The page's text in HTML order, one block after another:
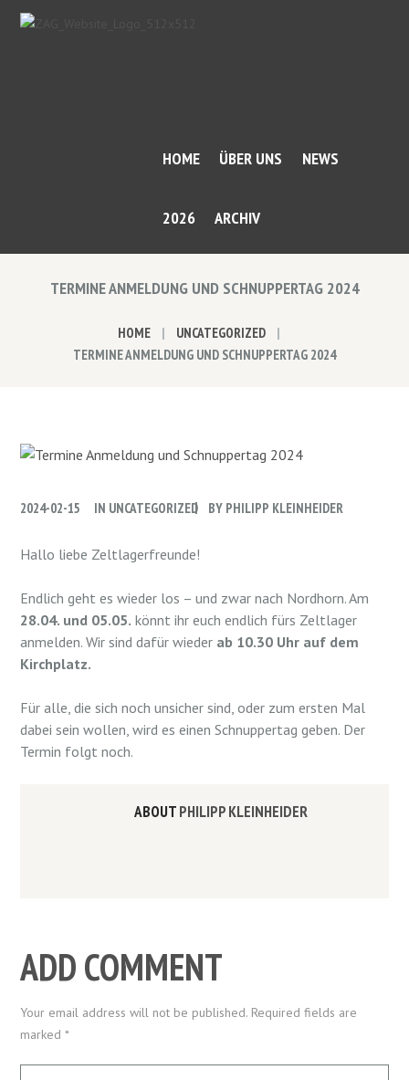
HOME ÜBER UNS NEWS
2026 ARCHIV
TERMINE ANMELDUNG UND SCHNUPPERTAG 2024
HOME
UNCATEGORIZED
TERMINE ANMELDUNG UND SCHNUPPERTAG 2024
2024-02-15 IN UNCATEGORIZED BY PHILIPP KLEINHEIDER
Hallo liebe Zeltlagerfreunde!
Endlich geht es wieder los – und zwar nach Nordhorn. Am
28.04. und 05.05. könnt ihr euch endlich fürs Zeltlager
anmelden. Wir sind dafür wieder ab 10.30 Uhr auf dem
Kirchplatz.
Für alle, die sich noch unsicher sind, oder zum ersten Mal
dabei sein wollen, wird es einen Schnuppertag geben. Der
Termin folgt noch.
ABOUTPHILIPP KLEINHEIDER
ADD COMMENT
Your email address will not be published. Required fields are
marked *